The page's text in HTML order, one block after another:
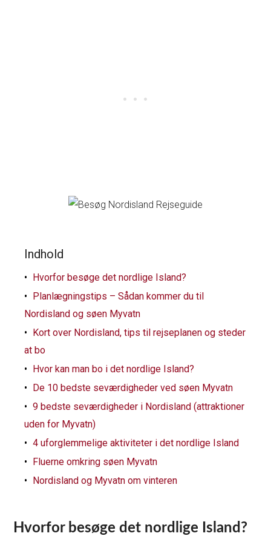
Indhold
Hvorfor besøge det nordlige Island?
Planlægningstips – Sådan kommer du til
Nordisland og søen Myvatn
Kort over Nordisland, tips til rejseplanen og steder
at bo
Hvor kan man bo i det nordlige Island?
De 10 bedste seværdigheder ved søen Myvatn
9 bedste seværdigheder i Nordisland (attraktioner
uden for Myvatn)
4 uforglemmelige aktiviteter i det nordlige Island
Fluerne omkring søen Myvatn
Nordisland og Myvatn om vinteren
Hvorfor besøge det nordlige Island?